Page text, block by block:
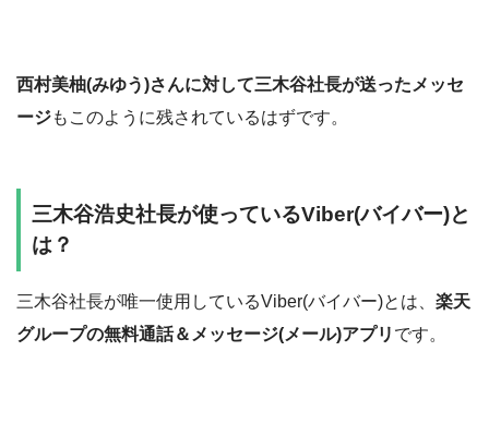
西村美柚(みゆう)さんに対して三木谷社長が送ったメッセ
ージもこのように残されているはずです。
三木谷浩史社長が使っているViber(バイバー)と
は？
三木谷社長が唯一使用しているViber(バイバー)とは、 楽天
グループの無料通話＆メッセージ(メール)アプリ です。